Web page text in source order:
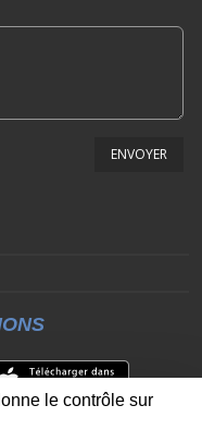
ENVOYER
le contrôle sur